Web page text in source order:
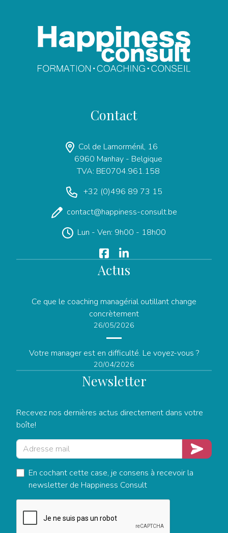
Contact
Col de Lamorménil, 16
6960 Manhay - Belgique
TVA: BE0704.961.158
+32 (0)496 89 73 15
contact@happiness-consult.be
Lun - Ven: 9h00 - 18h00
Actus
Ce que le coaching managérial outillant change
concrètement
26/05/2026
Votre manager est en difficulté. Le voyez-vous ?
20/04/2026
Newsletter
Recevez nos dernières actus directement dans votre
boîte!
Je
En cochant cette case, je consens à recevoir la
newsletter de Happiness Consult